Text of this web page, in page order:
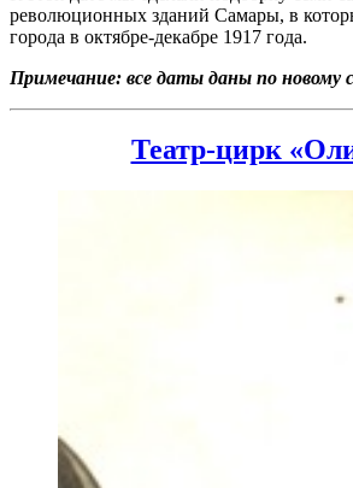
революционных зданий Самары, в
города в октябре-декабре 1917 года.
Примечание: все даты даны по новому
Театр-цирк